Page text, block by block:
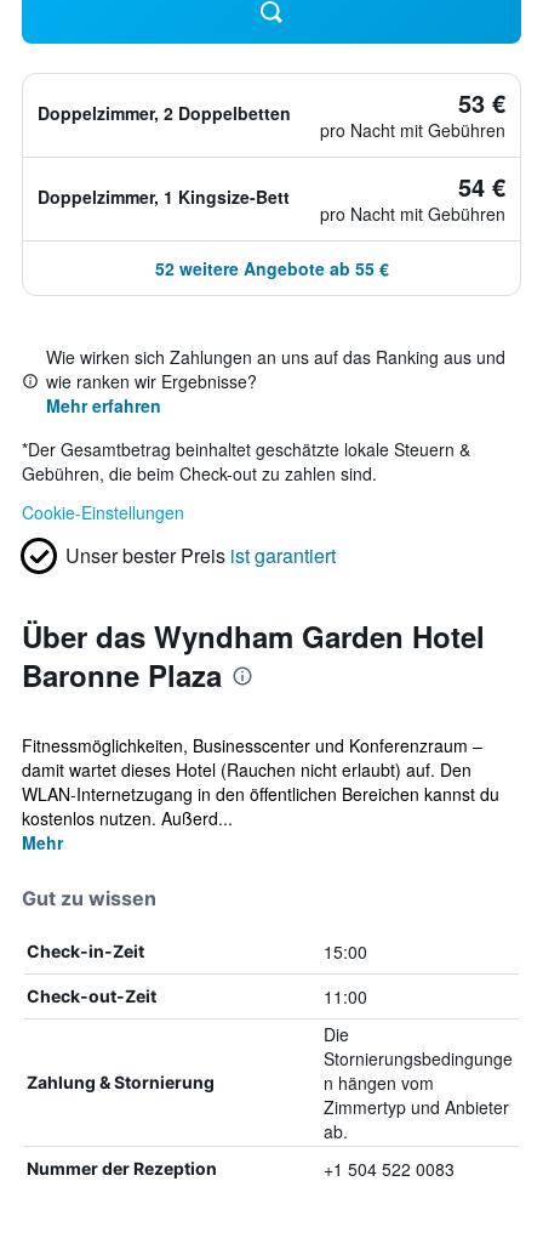
Doppelzimmer, 2 Doppelbetten 53 €
pro Nacht mit Gebühren
Doppelzimmer, 1 Kingsize-Bett 54 €
pro Nacht mit Gebühren
52 weitere Angebote ab 55 €
Wie wirken sich Zahlungen an uns auf das Ranking aus und
wie ranken wir Ergebnisse?
Mehr erfahren
*Der Gesamtbetrag beinhaltet geschätzte lokale Steuern &
Gebühren, die beim Check-out zu zahlen sind.
Cookie-Einstellungen
Unser bester Preis ist garantiert
Über das Wyndham Garden Hotel
Baronne Plaza
Fitnessmöglichkeiten, Businesscenter und Konferenzraum –
damit wartet dieses Hotel (Rauchen nicht erlaubt) auf. Den
WLAN-Internetzugang in den öffentlichen Bereichen kannst du
kostenlos nutzen. Außerd...
Mehr
Gut zu wissen
Check-in-Zeit 15:00
Check-out-Zeit 11:00
Zahlung & Stornierung
Die
Stornierungsbedingunge
n hängen vom
Zimmertyp und Anbieter
ab.
Nummer der Rezeption +1 504 522 0083